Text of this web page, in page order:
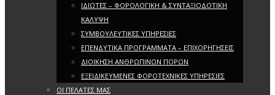
ΙΔΙΩΤΕΣ – ΦΟΡΟΛΟΓΙΚΗ & ΣΥΝΤΑΞΙΟΔΟΤΙΚΗ
ΚΑΛΥΨΗ
ΣΥΜΒΟΥΛΕΥΤΙΚΕΣ ΥΠΗΡΕΣΙΕΣ
ΕΠΕΝΔΥΤΙΚΑ ΠΡΟΓΡΑΜΜΑΤΑ – ΕΠΙΧΟΡΗΓΗΣΕΙΣ
ΔΙΟΙΚΗΣΗ ΑΝΘΡΩΠΙΝΩΝ ΠΟΡΩΝ
ΕΞΕΙΔΙΚΕΥΜΕΝΕΣ ΦΟΡΟΤΕΧΝΙΚΕΣ ΥΠΗΡΕΣΙΕΣ
ΟΙ ΠΕΛΑΤΕΣ ΜΑΣ